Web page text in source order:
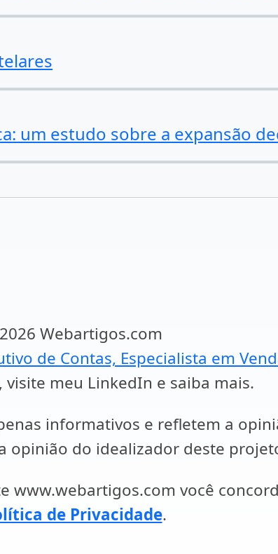
um estudo sobre a expansão
Webartigos.com
de Contas, Especialista em
meu LinkedIn e saiba mais.
informativos e refletem a
opinião do idealizador deste
você
de Privacidade.